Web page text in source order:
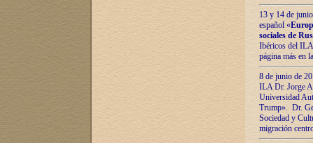
13 y 14 de
español «
sociales de
Ibéricos del ILA
página más en
8 de junio de
ILA Dr. Jorge
Universidad
Trump». Dr.
Sociedad y
migración